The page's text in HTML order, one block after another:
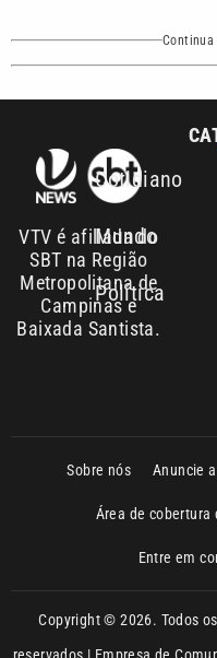
VTV é afiliada do
SBT na Região
Metropolitana de
Campinas e
Baixada Santista.
Cotidiano
Mundo
Política
Sobre nós Anuncie
Área de cobertura
Entre em
Copyright © 2026. Todos